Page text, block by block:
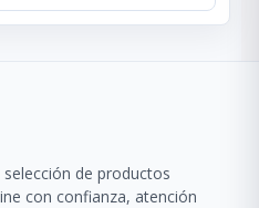
de productos
con confianza, atención